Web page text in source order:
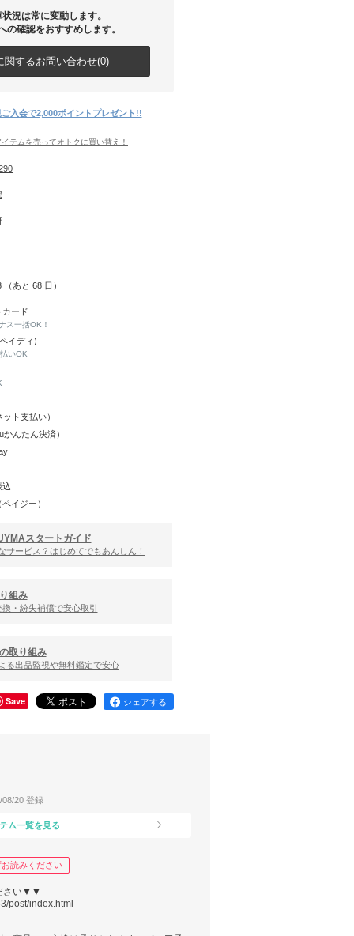
況は常に変動します。
の確認をおすすめします。
関するお問い合わせ(0)
ご入会で2,000ポイントプレゼント!!
テムを売ってオトクに買い替え！
（あと 68 日）
カード
ス一括OK！
イディ)
いOK
ット支払い）
かんたん決済）
込
イジー）
スタートガイド
サービス？はじめてでもあんしん！
組み
・紛失補償で安心取引
取り組み
る出品監視や無料鑑定で安心
Save シェアする
08/20 登録
ム一覧を見る
読みください
さい▼▼
post/index.html